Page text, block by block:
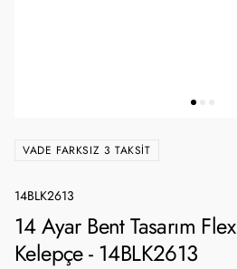
VADE FARKSIZ 3 TAKSIT
14BLK2613
14 Ayar Bent Tasarım
Kelepçe - 14BLK2613